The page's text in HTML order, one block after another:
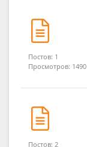
Постов: 1
Просмотров: 1490
Постов: 2